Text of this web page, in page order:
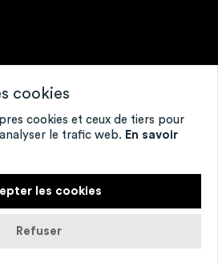
cookies
cookies et ceux de tiers pour
le trafic web. En savoir
les cookies
Refuser